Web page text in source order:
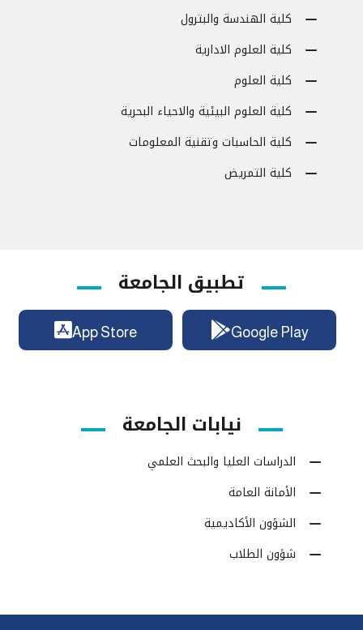
كلية الهندسة والبترول
كلية العلوم الادارية
كلية العلوم
كلية العلوم البيئية والاحياء البحرية
كلية الحاسبات وتقنية المعلومات
كلية التمريض
تطبيق الجامعة
Google Play
App Store
نيابات الجامعة
الدراسات العليا والبحث العلمي
الأمانة العامة
الشؤون الأكاديمية
شؤون الطلاب